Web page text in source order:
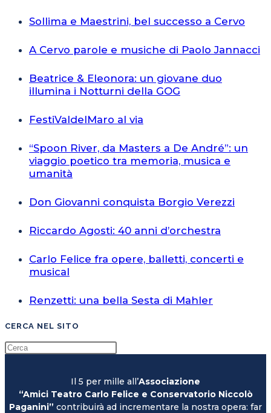
Sollima e Maestrini, bel successo a Cervo
A Cervo parole e musiche di Paolo Jannacci
Beatrice & Eleonora: un giovane duo
illumina i Notturni della GOG
FestiValdelMaro al via
“Spoon River, da Masters a De André”: un
viaggio poetico tra memoria, musica e
umanità
Don Giovanni conquista Borgio Verezzi
Riccardo Agosti: 40 anni d’orchestra
Carlo Felice fra opere, balletti, concerti e
musical
Renzetti: una bella Sesta di Mahler
CERCA NEL SITO
Il 5 per mille all’Associazione
“Amici Teatro Carlo Felice e Conservatorio Niccolò
Paganini” contribuirà ad incrementare la nostra opera: far